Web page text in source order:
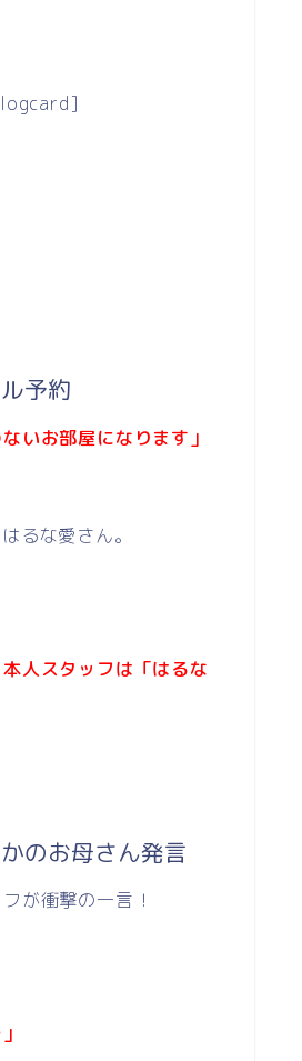
予約
いお部屋になります」
るな愛さん。
人スタッフは「はるな
のお母さん発言
が衝撃の一言！